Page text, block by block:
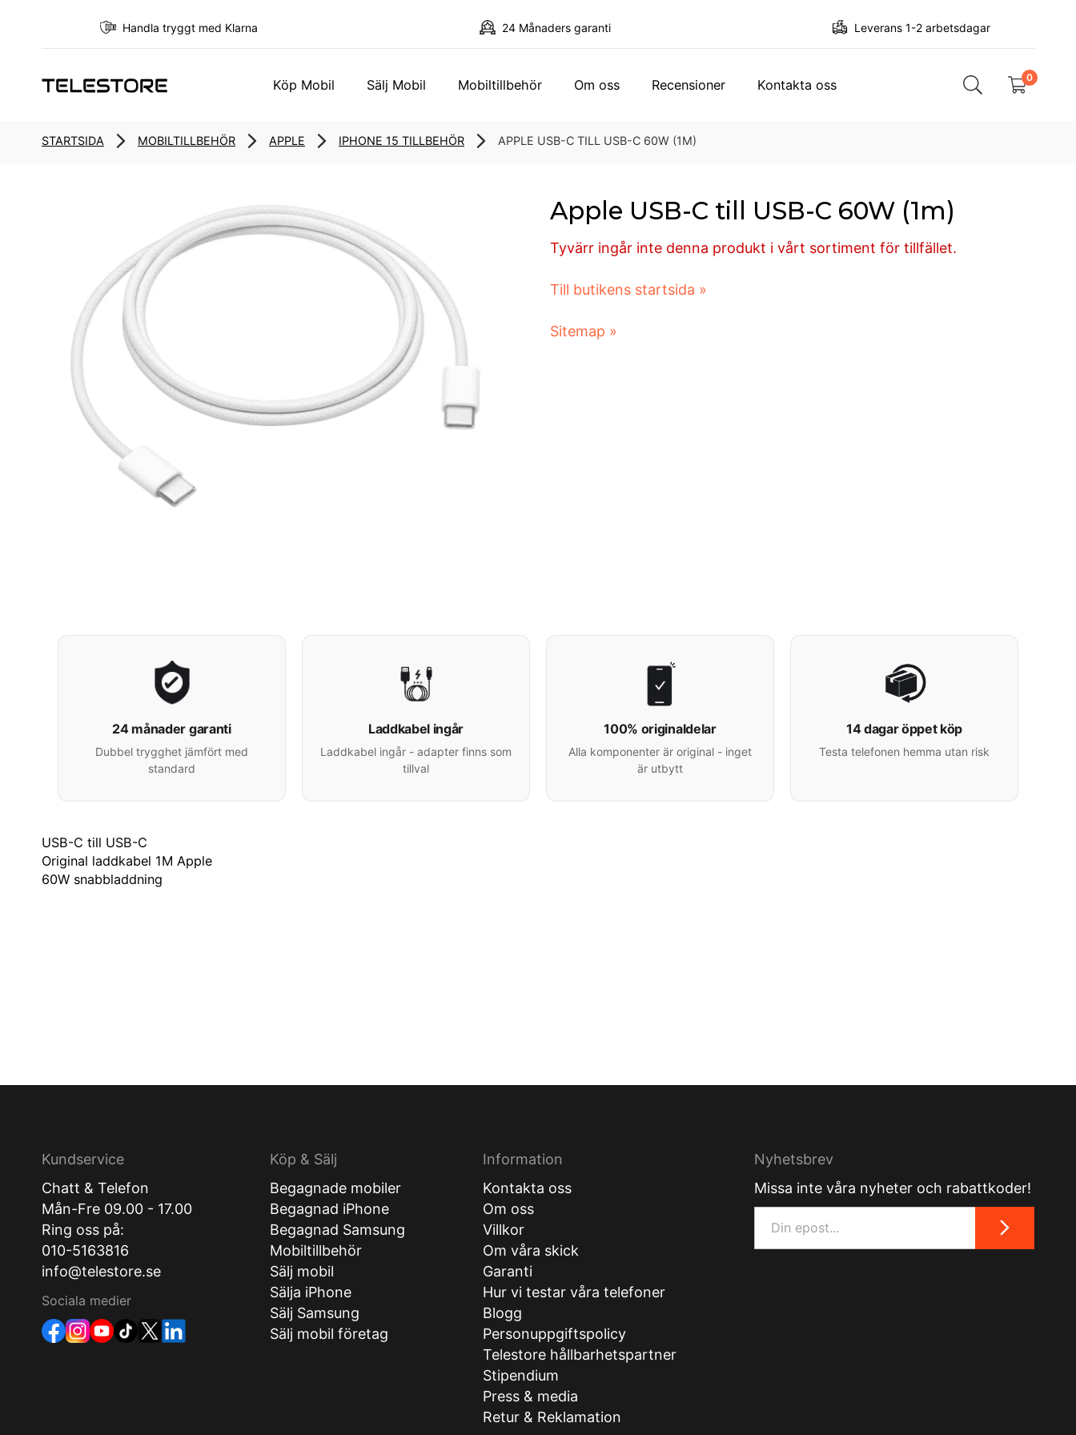
Handla tryggt med Klarna 24 Månaders garanti Leverans 1-2 arbetsdagar
Köp Mobil Sälj Mobil Mobiltillbehör Om oss Recensioner Kontakta oss 0
STARTSIDA MOBILTILLBEHÖR APPLE IPHONE 15 TILLBEHÖR APPLE USB-C TILL USB-C 60W (1M)
Apple USB-C till USB-C 60W (1m)
Tyvärr ingår inte denna produkt i vårt sortiment för tillfället.
Till butikens startsida »
Sitemap »
24 månader garanti
Dubbel trygghet jämfört med
standard
Laddkabel ingår
Laddkabel ingår - adapter finns som
tillval
100% originaldelar
Alla komponenter är original - inget
är utbytt
14 dagar öppet köp
Testa telefonen hemma utan risk
USB-C till USB-C
Original laddkabel 1M Apple
60W snabbladdning
Kundservice
Chatt & Telefon
Mån-Fre 09.00 - 17.00
Ring oss på:
010-5163816
info@telestore.se
Sociala medier
Köp & Sälj
Begagnade mobiler
Begagnad iPhone
Begagnad Samsung
Mobiltillbehör
Sälj mobil
Sälja iPhone
Sälj Samsung
Sälj mobil företag
Information
Kontakta oss
Om oss
Villkor
Om våra skick
Garanti
Hur vi testar våra telefoner
Blogg
Personuppgiftspolicy
Telestore hållbarhetspartner
Stipendium
Press & media
Retur & Reklamation
Nyhetsbrev
Missa inte våra nyheter och rabattkoder!